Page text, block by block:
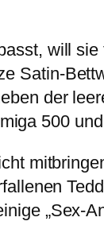
will
Satin-
der
500
„Sex-